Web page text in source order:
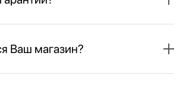
Ваш магазин?